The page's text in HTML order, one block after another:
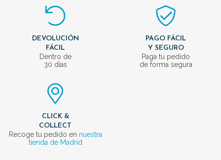
DEVOLUCIÓN
FÁCIL
Dentro de
30 días
PAGO FÁCIL
Y SEGURO
Paga tu pedido
de forma segura
CLICK &
COLLECT
Recoge tu pedido en nuestra
tienda de Madrid